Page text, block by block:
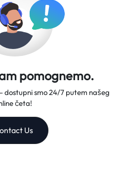
pomognemo.
dostupni smo 24/7 putem našeg
četa!
Us